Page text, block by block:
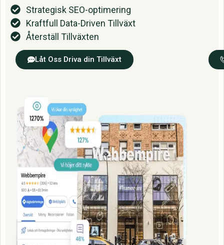
Strategisk SEO-optimering
Kraftfull Data-Driven Tillväxt
Återställ Tillväxten
Låt Oss Driva din Tillväxt